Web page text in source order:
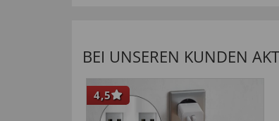
BEI UNSEREN KUNDEN
4,5